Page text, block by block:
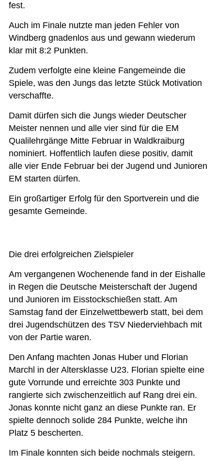
fest.
Auch im Finale nutzte man jeden Fehler von
Windberg gnadenlos aus und gewann wiederum
klar mit 8:2 Punkten.
Zudem verfolgte eine kleine Fangemeinde die
Spiele, was den Jungs das letzte Stück Motivation
verschaffte.
Damit dürfen sich die Jungs wieder Deutscher
Meister nennen und alle vier sind für die EM
Qualilehrgänge Mitte Februar in Waldkraiburg
nominiert. Hoffentlich laufen diese positiv, damit
alle vier Ende Februar bei der Jugend und Junioren
EM starten dürfen.
Ein großartiger Erfolg für den Sportverein und die
gesamte Gemeinde.
Die drei erfolgreichen Zielspieler
Am vergangenen Wochenende fand in der Eishalle
in Regen die Deutsche Meisterschaft der Jugend
und Junioren im Eisstockschießen statt. Am
Samstag fand der Einzelwettbewerb statt, bei dem
drei Jugendschützen des TSV Niederviehbach mit
von der Partie waren.
Den Anfang machten Jonas Huber und Florian
Marchl in der Altersklasse U23. Florian spielte eine
gute Vorrunde und erreichte 303 Punkte und
rangierte sich zwischenzeitlich auf Rang drei ein.
Jonas konnte nicht ganz an diese Punkte ran. Er
spielte dennoch solide 284 Punkte, welche ihn
Platz 5 bescherten.
Im Finale konnten sich beide nochmals steigern.